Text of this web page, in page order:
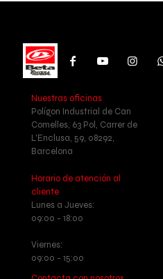
Nuestras oficinas
Polígon Industrial de Can
Comelles, 63 Pol, Carrer de
L'Enclusa, 59, 08292,
Barcelona
Horario de atención al
cliente
Lunes a Jueves:
09:00 - 18:00
Viernes:
09:00 - 15:00